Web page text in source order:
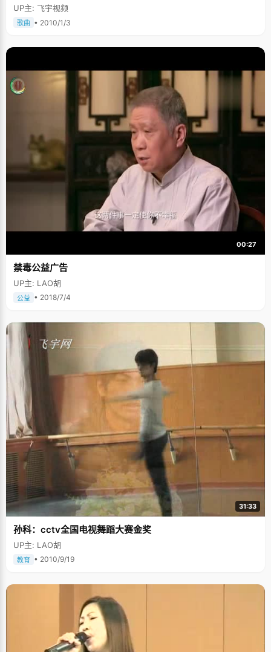
UP主: 飞宇视频
歌曲 • 2010/1/3
00:27
禁毒公益广告
UP主: LAO胡
公益 • 2018/7/4
31:33
孙科：cctv全国电视舞蹈大赛金奖
UP主: LAO胡
教育 • 2010/9/19